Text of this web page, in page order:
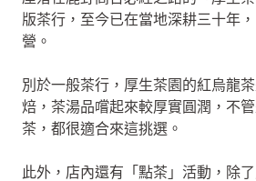
版茶行，至今已在當地深耕三十年
營。
別於一般茶行，厚生茶園的紅烏龍
焙，茶湯品嚐起來較厚實圓潤，不
茶，都很適合來這挑選。
此外，店內還有「點茶」活動，除